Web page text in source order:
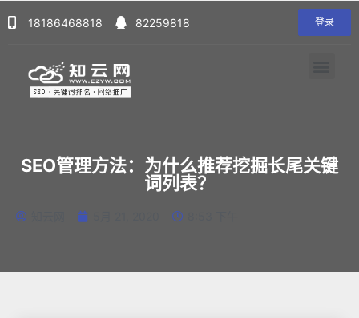
18186468818 82259818 登录
SEO管理方法：为什么推荐挖掘长尾关键
词列表？